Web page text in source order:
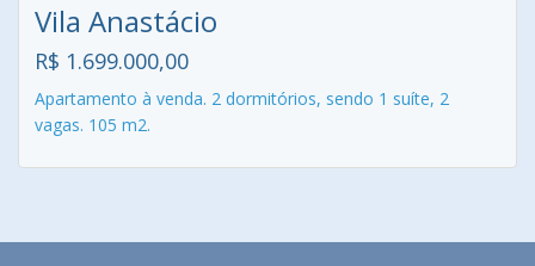
Vila Anastácio
R$ 1.699.000,00
Apartamento à venda. 2 dormitórios, sendo 1 suíte, 2
vagas. 105 m2.